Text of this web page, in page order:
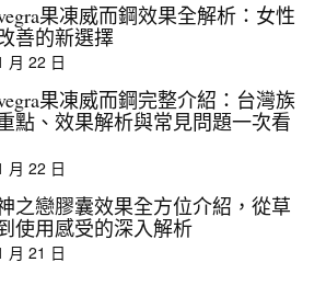
果凍威而鋼效果全解析：女性
善的新選擇
月 22 日
果凍威而鋼完整介紹：台灣族
點、效果解析與常見問題一次看
月 22 日
之戀膠囊效果全方位介紹，從草
使用感受的深入解析
月 21 日